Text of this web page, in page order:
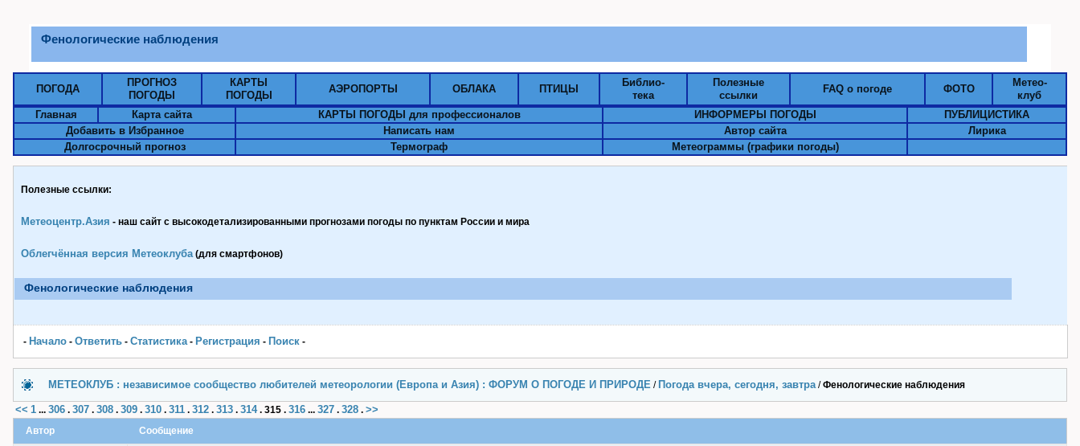
Фенологические наблюдения
ПОГОДА
ПРОГНОЗ
ПОГОДЫ
КАРТЫ
ПОГОДЫ
АЭРОПОРТЫ ОБЛАКА ПТИЦЫ
Библио-
тека
Полезные
ссылки
FAQ о погоде ФОТО
Метео-
клуб
Главная
Карта сайта КАРТЫ ПОГОДЫ для профессионалов ИНФОРМЕРЫ ПОГОДЫ
ПУБЛИЦИСТИКА
Добавить в Избранное
Написать нам Автор сайта
Лирика
Долгосрочный прогноз
Термограф Метеограммы (графики погоды)
Полезные ссылки:
Метеоцентр.Азия - наш сайт с высокодетализированными прогнозами погоды по пунктам Pоссии и мира
Облегчённая версия Метеоклуба(для смартфонов)
Фенологические наблюдения
- Начало - Ответить - Статистика- Pегистрация - Поиск -
МЕТЕОКЛУБ : независимое сообщество любителей метеорологии (Европа и Азия) : ФОРУМ О ПОГОДЕ И ПРИРОДЕ / Погода вчера, сегодня, завтра/Фенологические наблюдения
<< 1 ... 306 . 307 . 308 . 309 . 310 . 311 . 312 . 313 . 314. 315 . 316 ... 327 . 328 . >>
Автор Сообщение